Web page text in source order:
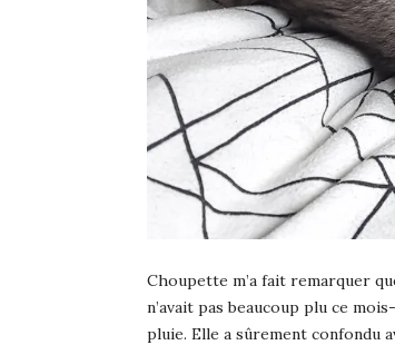
Choupette m’a fait remarquer
n’avait pas beaucoup plu ce
pluie. Elle a sûrement confondu